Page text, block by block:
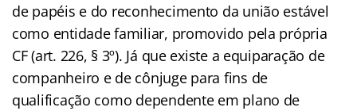
de papéis e do reconhecimento da união estável
como entidade familiar, promovido pela própria
CF (art. 226, § 3º). Já que existe a equiparação de
companheiro e de cônjuge para fins de
qualificação como dependente em plano de